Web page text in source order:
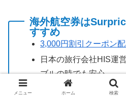
海外航空券は
すすめ
3,000円割引クーポン
日本の旅行会社HIS運
ブルの時でも安心
日本語で電話対応
メニュー ホーム 検索